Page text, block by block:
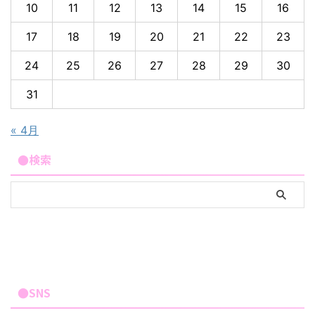
10 11 12 13 14 15 16
17 18 19 20 21 22 23
24 25 26 27 28 29 30
31
« 4月
●検索
●SNS